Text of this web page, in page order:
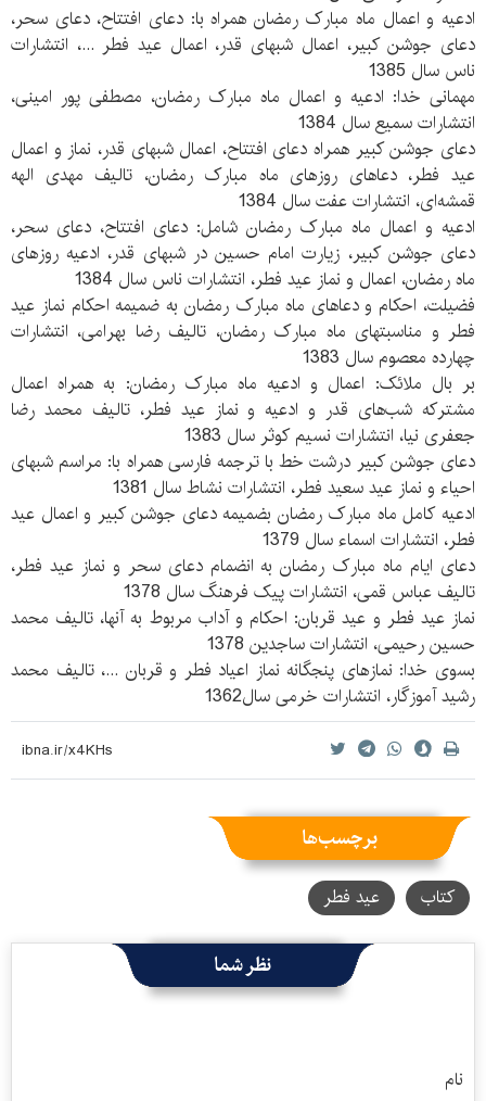
ادعیه و اعمال ماه مبارک رمضان همراه با: دعای افتتاح، دعای سحر،
دعای جوشن کبیر، اعمال شبهای قدر، اعمال عید فطر ...، انتشارات
ناس سال 1385
مهمانی خدا: ادعیه و اعمال ماه مبارک رمضان، مصطفی پور امینی،
انتشارات سمیع سال 1384
دعای جوشن کبیر همراه دعای افتتاح، اعمال شبهای قدر، نماز و اعمال
عید فطر، دعاهای روزهای ماه مبارک رمضان، تالیف مهدی الهه
قمشه‌ای، انتشارات عفت سال 1384
ادعیه و اعمال ماه مبارک رمضان شامل: دعای افتتاح، دعای سحر،
دعای جوشن کبیر، زیارت امام حسین در شبهای قدر، ادعیه روزهای
ماه رمضان، اعمال و نماز عید فطر، انتشارات ناس سال 1384
فضیلت، احکام و دعاهای ماه مبارک رمضان به ضمیمه احکام نماز عید
فطر و مناسبتهای ماه مبارک رمضان، تالیف رضا بهرامی، انتشارات
چهارده معصوم سال 1383
بر بال ملائک: اعمال و ادعیه ماه مبارک رمضان: به همراه اعمال
مشترکه شب‌های قدر و ادعیه و نماز عید فطر، تالیف محمد رضا
جعفری نیا، انتشارات نسیم کوثر سال 1383
دعای جوشن کبیر درشت خط با ترجمه فارسی همراه با: مراسم شبهای
احیاء و نماز عید سعید فطر، انتشارات نشاط سال 1381
ادعیه کامل ماه مبارک رمضان بضمیمه دعای جوشن کبیر و اعمال عید
فطر، انتشارات اسماء سال 1379
دعای ایام ماه مبارک رمضان به انضمام دعای سحر و نماز عید فطر،
تالیف عباس قمی، انتشارات پیک فرهنگ سال 1378
نماز عید فطر و عید قربان: احکام و آداب مربوط به آنها، تالیف محمد
حسین رحیمی، انتشارات ساجدین 1378
بسوی خدا: نمازهای پنجگانه نماز اعیاد فطر و قربان ...، تالیف محمد
رشید آموزگار، انتشارات خرمی سال1362
برچسب‌ها
کتاب عید فطر
نظر شما
نام